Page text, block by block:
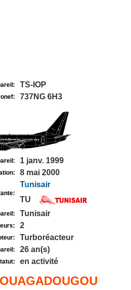
TS-IOP
737NG 6H3
1 janv. 1999
8 mai 2000
Tunisair
TU
Tunisair
2
Turboréacteur
26 an(s)
en activité